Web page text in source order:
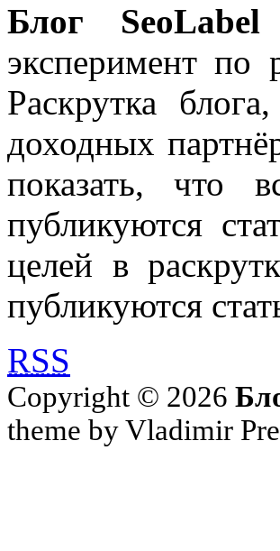
Блог SeoLabel
эксперимент по
Раскрутка
доходных
показать, что
публикуются
целей в
публикуются
RSS
Copyright © 2026
theme by Vladimir